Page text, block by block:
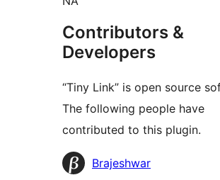
Contributors &
Developers
“Tiny Link” is open source
The following people have
contributed to this plugin.
Contributors
Brajeshwar